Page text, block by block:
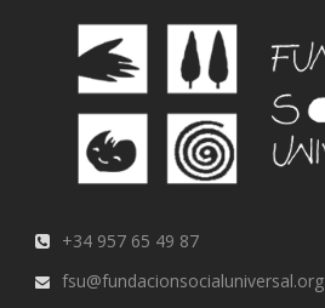
+34 957 65 49 87
fsu@fundacionsocialuniversal.org